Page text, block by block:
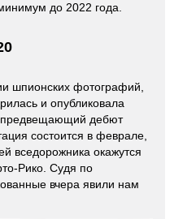
до 2022 года.
шпионских фотографий,
и опубликовала
предвещающий дебют
состоится в феврале,
вседорожника окажутся
Рико. Судя по
вчера явили нам